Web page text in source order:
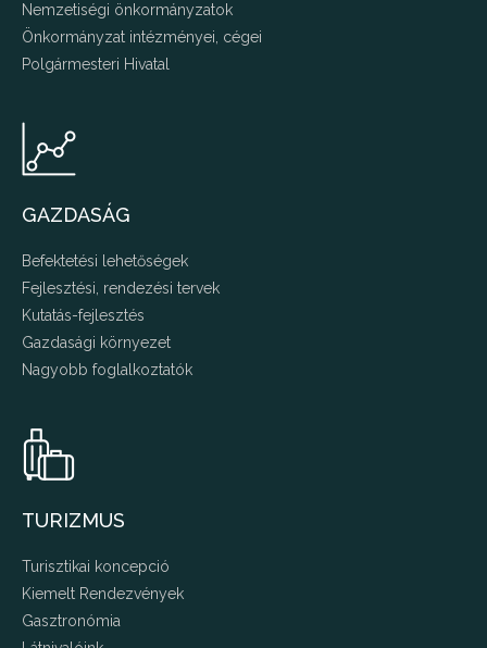
Nemzetiségi önkormányzatok
Önkormányzat intézményei, cégei
Polgármesteri Hivatal
GAZDASÁG
Befektetési lehetőségek
Fejlesztési, rendezési tervek
Kutatás-fejlesztés
Gazdasági környezet
Nagyobb foglalkoztatók
TURIZMUS
Turisztikai koncepció
Kiemelt Rendezvények
Gasztronómia